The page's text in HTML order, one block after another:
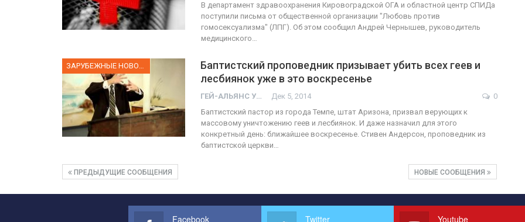
В департамент здравоохранения Кировоградской ОГА и областной центр СПИДа
поступили письма от общественной организации "Любовь против
гомосексуализма" (ЛПГ). Об этом сообщил Андрей Чернышев, руководитель
медицинского…
ЗАРУБЕЖНЫЕ НОВОСТИ
Баптистский проповедник призывает убить всех геев и
лесбиянок уже в это воскресенье
ГЕЙ-АЛЬЯНС УКРАИНА Дек 5, 2014
0
Баптистский пастор из города Темпе, штат Аризона, призвал верующих к
массовому уничтожению геев и лесбиянок. И даже назначил для этого
конкретный день: ближайшее воскресенье. Стивен Андерсон, проповедник из
баптистской церкви…
ПРЕДЫДУЩИЕ СООБЩЕНИЯ НОВЫЕ СООБЩЕНИЯ
Facebook Twitter Youtube